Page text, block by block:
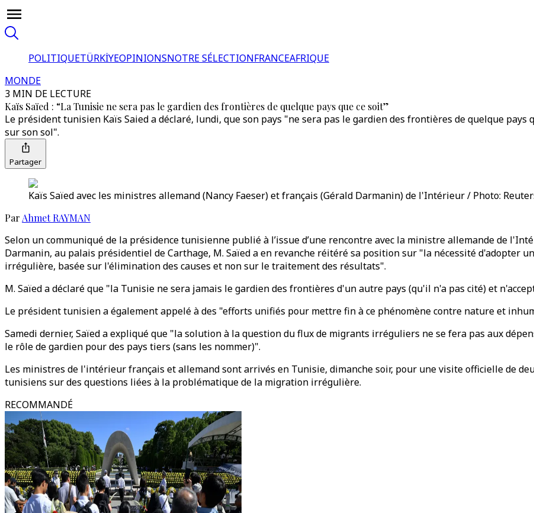
POLITIQUETÜRKİYEOPINIONSNOTRE SÉLECTIONFRANCEAFRIQUE
MONDE
3 MIN DE LECTURE
Kaïs Saïed : “La Tunisie ne sera pas le gardien des frontières de quelque pays que ce soit”
Le président tunisien Kaïs Saied a déclaré, lundi, que son pays "ne sera pas le gardien des frontières de quelque
sur son sol".
Partager
Kaïs Saïed avec les ministres allemand (Nancy Faeser) et français (Gérald Darmanin) de l'Intérieur / Photo:
Par Ahmet RAYMAN
Selon un communiqué de la présidence tunisienne publié à l’issue d’une rencontre avec la ministre allemande de
Darmanin, au palais présidentiel de Carthage, M. Saïed a en revanche réitéré sa position sur "la nécessité d'adopter
irrégulière, basée sur l'élimination des causes et non sur le traitement des résultats".
M. Saïed a déclaré que "la Tunisie ne sera jamais le gardien des frontières d'un autre pays (qu'il n'a pas cité) et
Le président tunisien a également appelé à des "efforts unifiés pour mettre fin à ce phénomène contre nature et
Samedi dernier, Saïed a expliqué que "la solution à la question du flux de migrants irréguliers ne se fera pas aux
le rôle de gardien pour des pays tiers (sans les nommer)".
Les ministres de l'intérieur français et allemand sont arrivés en Tunisie, dimanche soir, pour une visite officielle de
tunisiens sur des questions liées à la problématique de la migration irrégulière.
RECOMMANDÉ